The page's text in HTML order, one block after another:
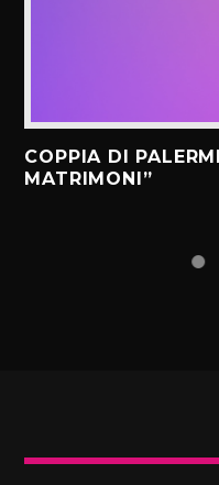
COPPIA DI
MATRIMONI”